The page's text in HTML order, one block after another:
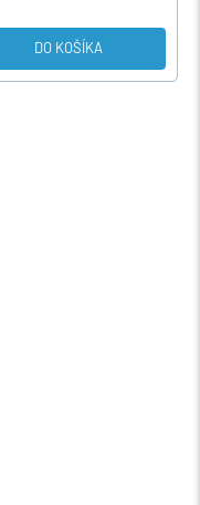
DO KOŠÍKA